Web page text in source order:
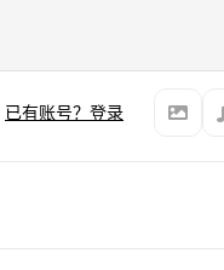
已有账号？登录